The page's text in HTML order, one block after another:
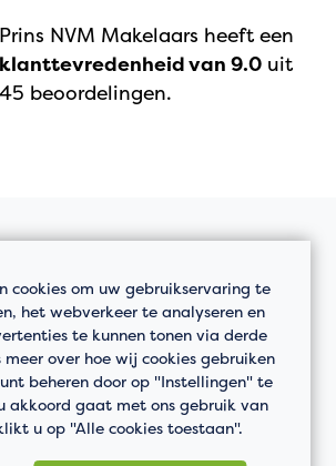
Prins NVM Makelaars heeft een
klanttevredenheid van 9.0 uit
45 beoordelingen.
cookies om uw gebruikservaring te
het webverkeer te analyseren en
te kunnen tonen via derde
meer over hoe wij cookies gebruiken
beheren door op "Instellingen" te
akkoord gaat met ons gebruik van
u op "Alle cookies toestaan".